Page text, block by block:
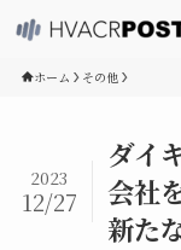
ホーム その他
ダイ
会社
新た
2023
12/27